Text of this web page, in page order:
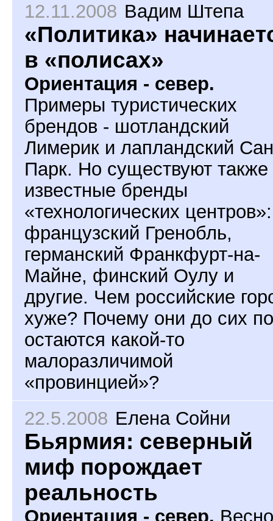
12.11.2008 Вадим Штепа
«Политика»
в «полисах»
Ориентация - север.
Примеры туристических
брендов - шотландский
Лимерик и лапландский
Парк. Но существуют также
известные бренды
«технологических центров»:
французский Гренобль,
германский Франкфурт-на-
Майне, финский Оулу и
другие. Чем российские
хуже? Почему они до сих
остаются какой-то
малоразличимой
«провинцией»?
22.5.2008 Елена Сойни
Бьярмия: северный
миф порождает
реальность
Ориентация - север.